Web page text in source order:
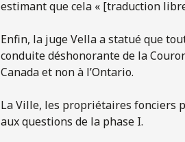
estimant que cela « [traduction
Enfin, la juge Vella a statué que
conduite déshonorante de la
Canada et non à l’Ontario.
La Ville, les propriétaires fonciers
aux questions de la phase I.